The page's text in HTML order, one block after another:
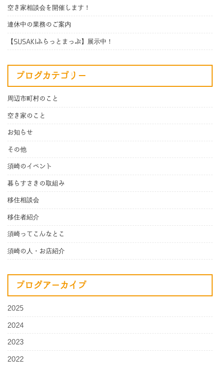
空き家相談会を開催します！
連休中の業務のご案内
【SUSAKIふらっとまっぷ】展示中！
ブログカテゴリー
周辺市町村のこと
空き家のこと
お知らせ
その他
須崎のイベント
暮らすさきの取組み
移住相談会
移住者紹介
須崎ってこんなとこ
須崎の人・お店紹介
ブログアーカイブ
2025
2024
2023
2022